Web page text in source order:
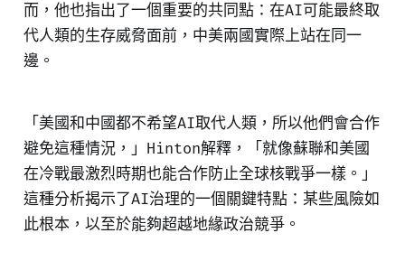
而，他也指出了一個重要的共同點：在AI可能最終取
代人類的生存威脅面前，中美兩國實際上站在同一
邊。
「美國和中國都不希望AI取代人類，所以他們會合作
避免這種情況，」Hinton解釋，「就像蘇聯和美國
在冷戰最激烈時期也能合作防止全球核戰爭一樣。」
這種分析揭示了AI治理的一個關鍵特點：某些風險如
此根本，以至於能夠超越地緣政治競爭。